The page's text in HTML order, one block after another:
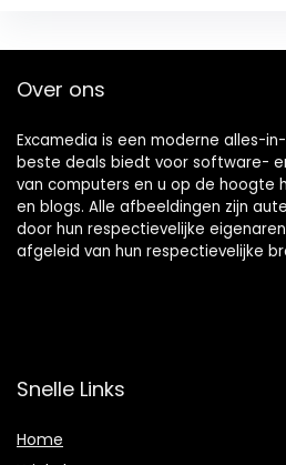
Over ons
Excamedia is een moderne alles-
beste deals biedt voor software-
van computers en u op de hoogte
en blogs. Alle afbeeldingen zijn
door hun respectievelijke
afgeleid van hun respectievelijke
Snelle Links
Home